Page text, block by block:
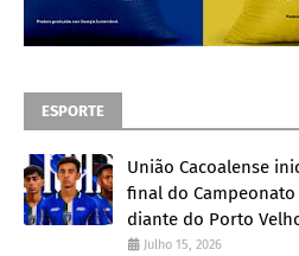
ESPORTE
União Cacoalense
final do
diante do Porto
Julho 15, 2026